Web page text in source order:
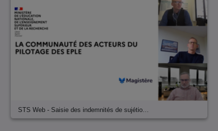
STS Web - Saisie des indemnités de sujétio…